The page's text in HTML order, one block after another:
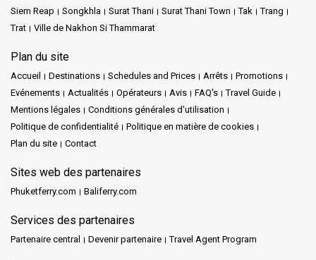
À savoir :
c'est un art.
est conseillé de se mettre d'accord sur le prix d'un tuk-tuk avant
la course afin d'éviter toute confusion ultérieure.
L'offre culinaire
Quelques phrases en khmer permettent d'obtenir des sourires
La vie nocturne de Siem Reap, riche en art traditionnel et en bars
Siem Reap
Songkhla Surat Thani Surat Thani Town Tak
Trang
Trat
Ville de Nakhon Si Thammarat
Plan du site
Accueil Destinations Schedules and Prices Arrêts
Promotions
Evénements
Actualités Opérateurs Avis FAQ's
Travel Guide
Mentions légales
Conditions générales d'utilisation
Politique de confidentialité
Politique en matière de cookies
Plan du site
Contact
Sites web des partenaires
Phuketferry.com Baliferry.com
Services des partenaires
Partenaire central Devenir partenaire Travel Agent Program